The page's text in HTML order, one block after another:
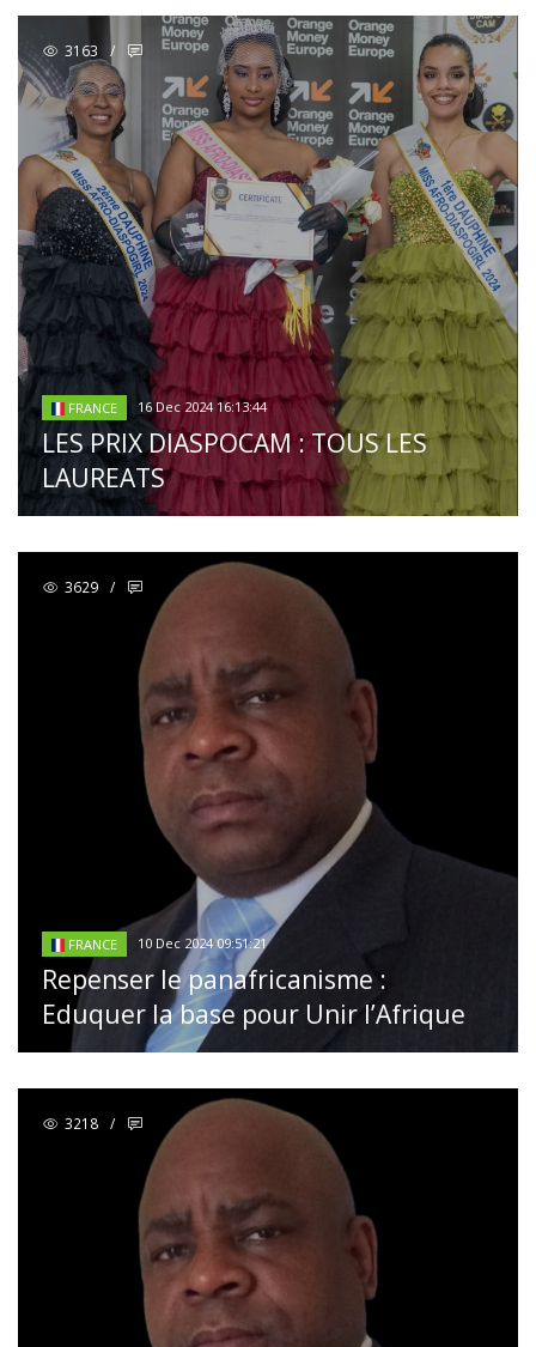
3163 /
FRANCE 16 Dec 2024 16:13:44
LES PRIX DIASPOCAM : TOUS LES
LAUREATS
3629 /
FRANCE 10 Dec 2024 09:51:21
Repenser le panafricanisme :
Eduquer la base pour Unir l’Afrique
3218 /